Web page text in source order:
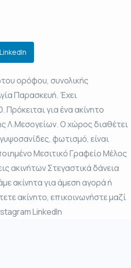
LinkedIn
ορόφου, συνολικής
Παρασκευή. Έχει
Πρόκειται για ένα ακίνητο
Λ.Μεσογείων. Ο χώρος διαθέτει
φωτισμό, είναι
Μεσιτικό Γραφείο Μέλος
ακινήτων Στεγαστικά δάνεια
ακίνητα για άμεση αγορά ή
ακίνητο, επικοινωνήστε μαζί
LinkedIn